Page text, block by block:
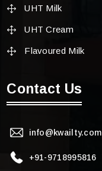
UHT Milk
UHT Cream
Flavoured Milk
Contact Us
info@kwailty.com
+91-9718995816